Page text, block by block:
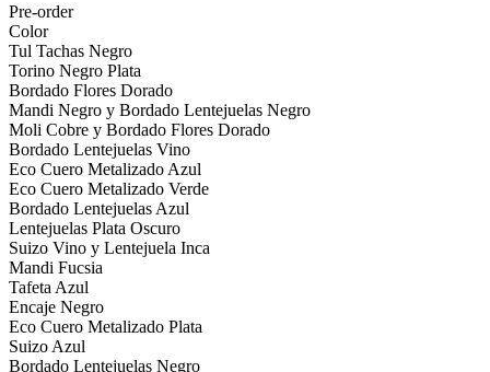
Pre-order
Color
Tul Tachas Negro
Torino Negro Plata
Bordado Flores Dorado
Mandi Negro y Bordado Lentejuelas Negro
Moli Cobre y Bordado Flores Dorado
Bordado Lentejuelas Vino
Eco Cuero Metalizado Azul
Eco Cuero Metalizado Verde
Bordado Lentejuelas Azul
Lentejuelas Plata Oscuro
Suizo Vino y Lentejuela Inca
Mandi Fucsia
Tafeta Azul
Encaje Negro
Eco Cuero Metalizado Plata
Suizo Azul
Bordado Lentejuelas Negro